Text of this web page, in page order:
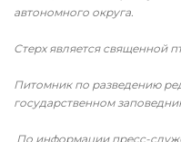
автономного округа.
Стерх является священной
Питомник по разведению
государственном
По информации пресс-